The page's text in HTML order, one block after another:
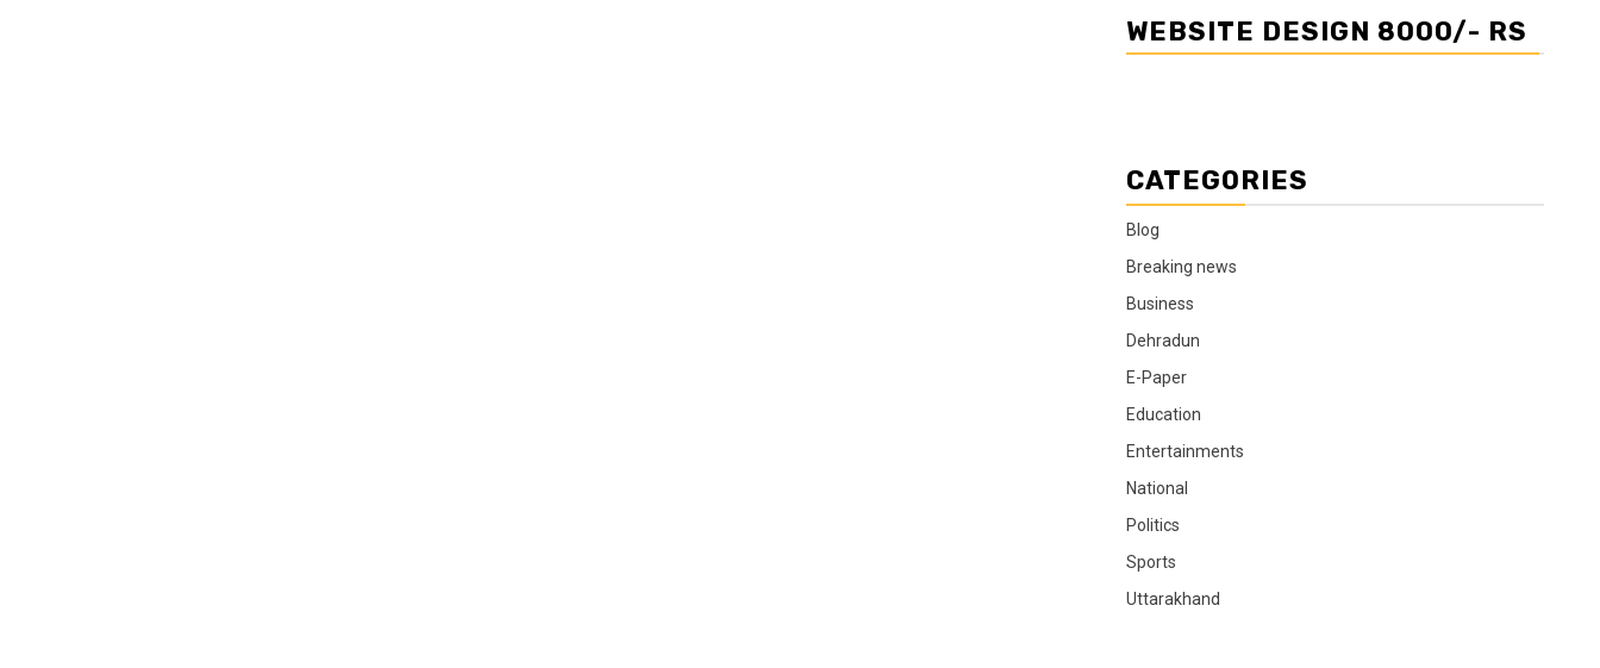
WEBSITE DESIGN 8000/- RS
CATEGORIES
Blog
Breaking news
Business
Dehradun
E-Paper
Education
Entertainments
National
Politics
Sports
Uttarakhand